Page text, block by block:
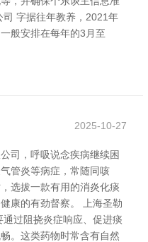
字据往年教养，2021年
般安排在每年的3月至
2025-10-27
司，呼吸说念疾病继续困
管炎等病症，常随同咳
选拔一款有用的消炎化痰
康的有劲督察。 上海圣勒
过阻挠炎症响应、促进痰
。这类药物时常含有自然